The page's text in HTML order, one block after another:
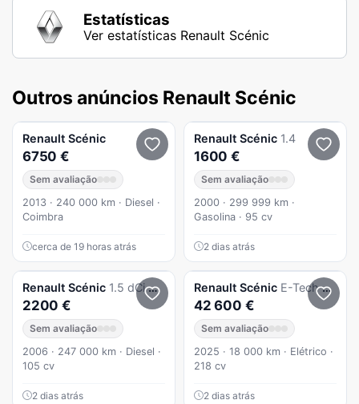
Estatísticas
Ver estatísticas Renault Scénic
Outros anúncios Renault Scénic
Renault Scénic
6750 €
Sem avaliação
2013 · 240 000 km · Diesel ·
Coimbra
cerca de 19 horas atrás
Renault Scénic 1.4
1600 €
Sem avaliação
2000 · 299 999 km ·
Gasolina · 95 cv
2 dias atrás
Renault Scénic 1.5 dCi Dynamique Luxe
2200 €
Sem avaliação
2006 · 247 000 km · Diesel ·
105 cv
2 dias atrás
Renault Scénic E-Tech 100% elétrico 220cv techno
42 600 €
Sem avaliação
2025 · 18 000 km · Elétrico ·
218 cv
2 dias atrás